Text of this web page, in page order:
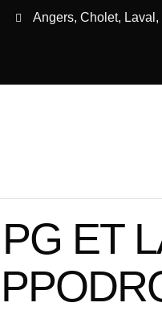
Angers, Cholet,
ET